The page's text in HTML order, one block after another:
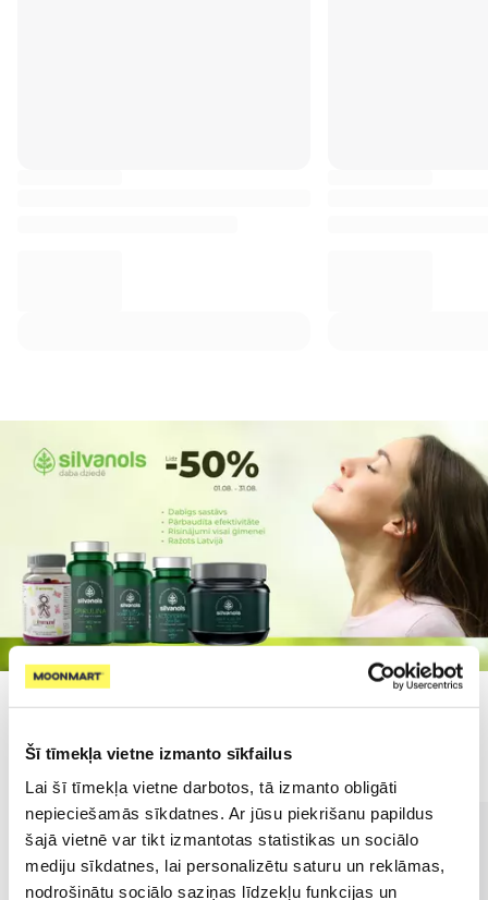
Šī tīmekļa vietne izmanto sīkfailus
Lai šī tīmekļa vietne darbotos, tā izmanto obligāti
nepieciešamās sīkdatnes. Ar jūsu piekrišanu papildus
šajā vietnē var tikt izmantotas statistikas un sociālo
mediju sīkdatnes, lai personalizētu saturu un reklāmas,
nodrošinātu sociālo saziņas līdzekļu funkcijas un